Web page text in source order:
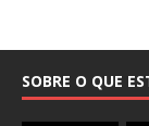
SOBRE O QUE